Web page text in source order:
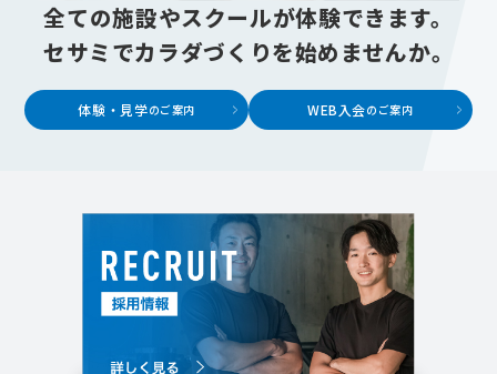
全ての施設やスクールが体験できます。
セサミでカラダづくりを始めませんか。
体験・見学のご案内 WEB入会のご案内